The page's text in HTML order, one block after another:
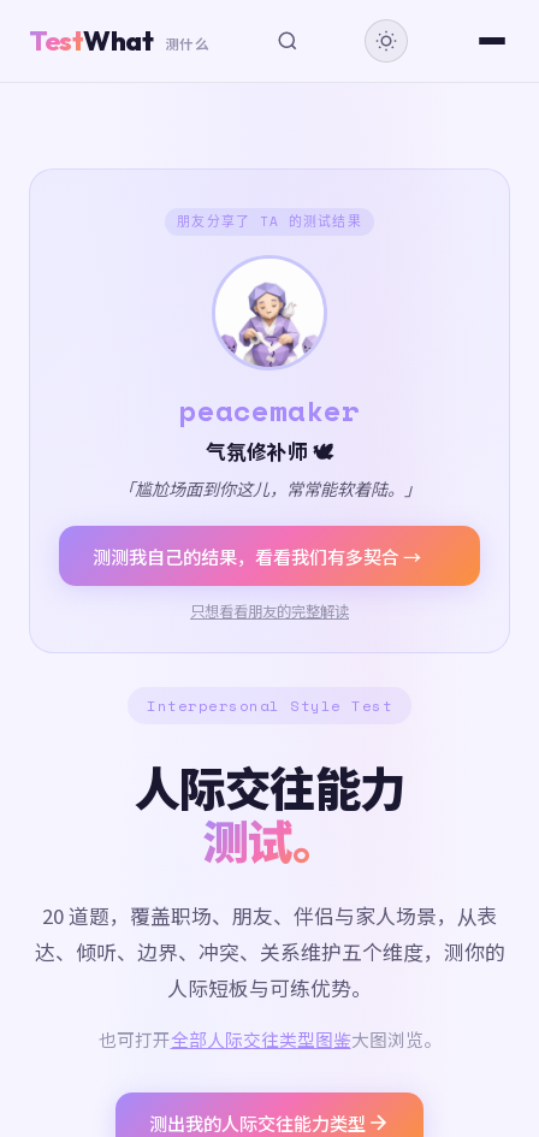
TestWhat 测什么
朋友分享了 TA 的测试结果
peacemaker
气氛修补师 🕊️
「尴尬场面到你这儿，常常能软着陆。」
测测我自己的结果，看看我们有多契合 →
只想看看朋友的完整解读
Interpersonal Style Test
人际交往能力
测试。
20 道题，覆盖职场、朋友、伴侣与家人场景，从表
达、倾听、边界、冲突、关系维护五个维度，测你的
人际短板与可练优势。
也可打开全部人际交往类型图鉴大图浏览。
测出我的人际交往能力类型